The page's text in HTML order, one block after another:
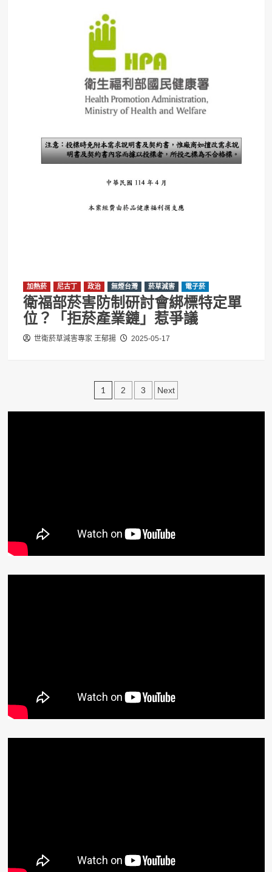
加熱菸 尼古丁 政治 無煙台灣 菸草減害 電子菸
衛福部菸害防制研討會綁標特定單
位？「拒菸產業鏈」惹爭議
世衛菸草減害專家 王郁揚 2025-05-17
文
章
1 2 3 Next